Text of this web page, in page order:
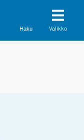
Haku Valikko